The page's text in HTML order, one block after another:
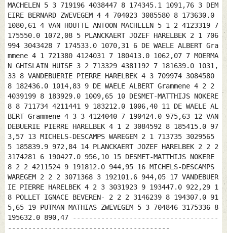
MACHELEN 5 3 719196 4038447 8 174345.1 1091,76 3 DEM
EIRE BERNARD ZWEVEGEM 4 4 704023 3085580 8 173630.0
1080,61 4 VAN HOUTTE ANTOON MACHELEN 5 1 2 4123319 7
175550.0 1072,08 5 PLANCKAERT JOZEF HARELBEK 2 1 706
994 3043428 7 174533.0 1070,31 6 DE WAELE ALBERT Gra
mmene 4 1 721380 4124031 7 180413.0 1062,07 7 MOERMA
N GHISLAIN HUISE 3 2 713329 4381192 7 181639.0 1031,
33 8 VANDEBUERIE PIERRE HARELBEK 4 3 709974 3084580
8 182436.0 1014,83 9 DE WAELE ALBERT Grammene 4 2 2
4039199 8 183929.0 1009,65 10 DESMET-MATTHIJS NOKERE
8 8 711734 4211441 9 183212.0 1006,40 11 DE WAELE AL
BERT Grammene 4 3 3 4124040 7 190424.0 975,63 12 VAN
DEBUERIE PIERRE HARELBEK 4 1 2 3084592 8 185415.0 97
3,57 13 MICHELS-DESCAMPS WAREGEM 2 1 713735 3029565
5 185839.9 972,84 14 PLANCKAERT JOZEF HARELBEK 2 2 2
3174281 6 190427.0 956,10 15 DESMET-MATTHIJS NOKERE
8 2 2 4211524 9 191812.0 944,95 16 MICHELS-DESCAMPS
WAREGEM 2 2 2 3071368 3 192101.6 944,05 17 VANDEBUER
IE PIERRE HARELBEK 4 2 3 3031923 9 193447.0 922,29 1
8 POLLET IGNACE BEVEREN- 2 2 2 3146239 8 194307.0 91
5,65 19 PUTMAN MATHIAS ZWEVEGEM 5 3 704846 3175336 8
195632.0 890,47 ------------------------------------
----------------------------------------